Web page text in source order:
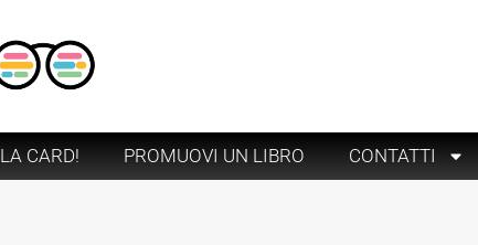
LA CARD! PROMUOVI UN LIBRO CONTATTI